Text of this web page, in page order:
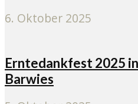
6. Oktober 2025
Erntedankfest 2025
Barwies